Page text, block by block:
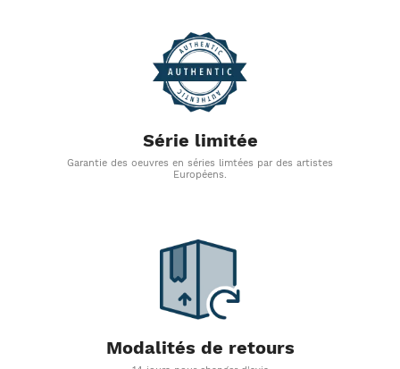
Série limitée
Garantie des oeuvres en séries limtées par des artistes
Européens.
Modalités de retours